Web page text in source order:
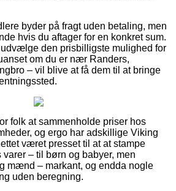
byder på fragt uden betaling, men
hvis du aftager for en konkret sum.
den prisbilligste mulighed for
om du er nær Randers,
– vil blive at få dem til at bringe
folk at sammenholde priser hos
og ergo har adskillige Viking
været presset til at at stampe
– til børn og babyer, men
mænd – markant, og endda nogle
uden beregning.